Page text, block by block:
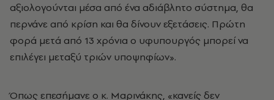
αξιολογούνται μέσα από ένα αδιάβλητο σύστημα, θα
περνάνε από κρίση και θα δίνουν εξετάσεις. Πρώτη
φορά μετά από 13 χρόνια ο υφυπουργός μπορεί να
επιλέγει μεταξύ τριών υποψηφίων».
Όπως επεσήμανε ο κ. Μαρινάκης, «κανείς δεν